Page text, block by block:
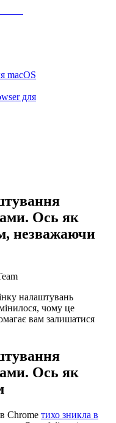
macOS
для
Ось як
незважаючи
налаштувань
чому це
вам залишатися
Ось як
Chrome тихо зникла в